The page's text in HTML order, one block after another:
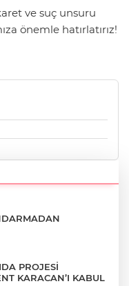
ve suç unsuru
önemle hatırlatırız!
PROJESİ
KARACAN’I KABUL